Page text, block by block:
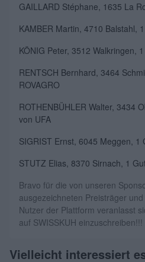
GAILLARD Stéphane, 1635 La
KAMBER Martin, 4710 Balstahl,
KÖNIG Peter, 3512 Walkringen,
RENTSCH Bernhard, 3464
ROVAGRO
ROTHENBÜHLER Walter, 3434
von UFA
SIGRIST Ernst, 6045 Meggen, 1
STUTZ Elias, 8370 Sirnach, 1
Bravo für die von unseren
ausgezeichneten Preisträger
Nutzer der Plattform veranlasst
auf SWISSKUH einzuschreiben!!!
Vielleicht interessiert